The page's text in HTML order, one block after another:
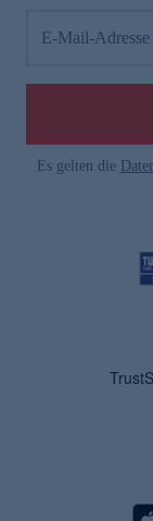
E-Mail-Adresse
Es gelten die